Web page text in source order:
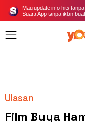
Mau update info hits
Suara App tanpa iklan
Ulasan
Film Buya